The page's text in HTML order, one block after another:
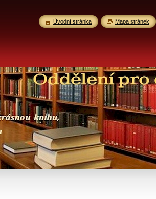
Úvodní stránka Mapa stránek